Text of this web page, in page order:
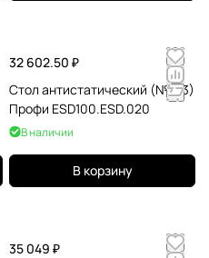
32 602.50 ₽
Стол антистатический (№103)
Профи ESD100.ESD.020
В наличии
В корзину
35 049 ₽